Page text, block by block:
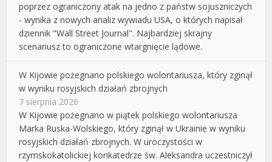
poprzez ograniczony atak na jedno z państw sojuszniczych
- wynika z nowych analiz wywiadu USA, o których napisał
dziennik "Wall Street Journal". Najbardziej skrajny
scenariusz to ograniczone wtargnięcie lądowe.
W Kijowie pożegnano polskiego wolontariusza, który zginął
w wyniku rosyjskich działań zbrojnych
7 sierpnia 2026
W Kijowie pożegnano w piątek polskiego wolontariusza
Marka Ruska-Wolskiego, który zginął w Ukrainie w wyniku
rosyjskich działań zbrojnych. W uroczystości w
rzymskokatolickiej konkatedrze św. Aleksandra uczestniczył